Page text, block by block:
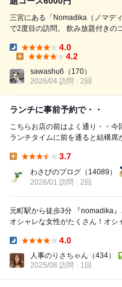
三宮にある「Nomadika（ノマデ
で2度目の訪問。 飲み放題付きのコース（6,000円）です。 コースは前菜
ィ、エビのトマトクリームパスタ
どの料理も丁...
Dinner:
4.0
4.2
sawashu6 （170）
2026/04 訪問
2回
ランチに事前予約で・・
こちらお店の前はよく通り・・今
ランチタイムに前を通ると結構
3.7
わさびのブログ （14089）
2026/01 訪問
2回
元町駅から徒歩3分 『nomadika』さん 全面オープンで店外から見てても
オシャレな女性がたくさん！オシャレ
4.0
人事のりさちゃん （434）
2025/08 訪問
1回